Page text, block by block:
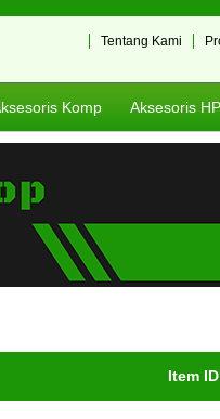
Tentang Kami
Komp Aksesoris HP
Item